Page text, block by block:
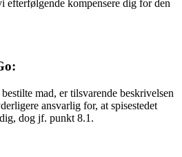
kompensere dig for den
mad, er tilsvarende beskrivelsen
ansvarlig for, at spisestedet
dog jf. punkt 8.1.